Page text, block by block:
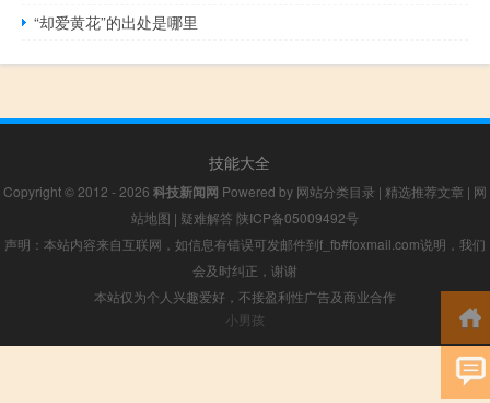
“却爱黄花”的出处是哪里
技能大全
Copyright © 2012 - 2026 科技新闻网 Powered by 网站分类目录 | 精选推荐文章 | 网
站地图 | 疑难解答 陕ICP备05009492号
声明：本站内容来自互联网，如信息有错误可发邮件到f_fb#foxmail.com说明，我们
会及时纠正，谢谢
本站仅为个人兴趣爱好，不接盈利性广告及商业合作
小男孩